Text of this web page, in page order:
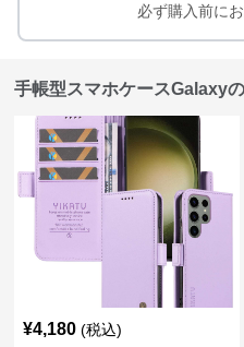
必ず購入前に
手帳型スマホケースGalaxy
¥4,180 (税込)